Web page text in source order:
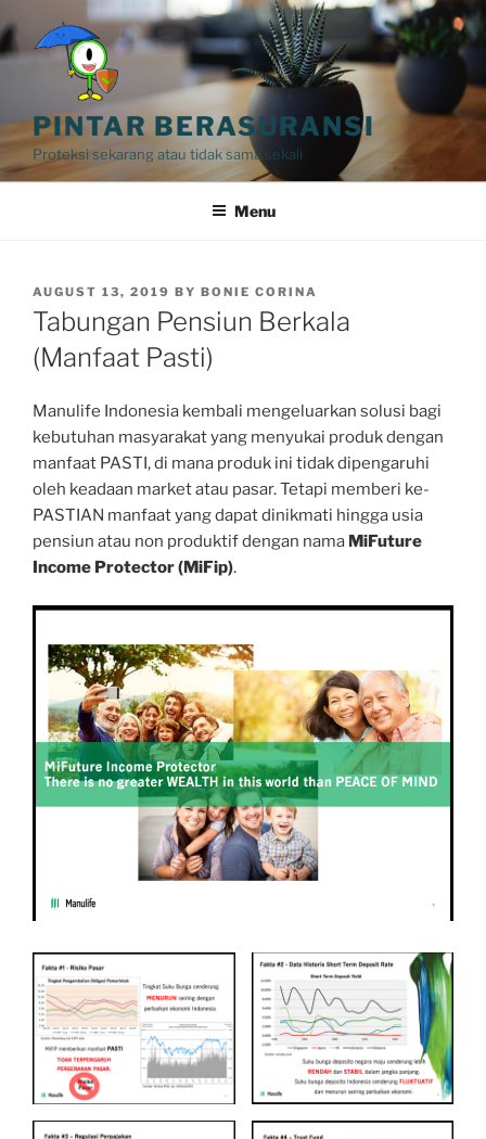
to
content
PINTAR BERASURANSI
Proteksi sekarang atau tidak sama sekali
Menu
POSTED
ON
AUGUST 13, 2019 BY BONIE CORINA
Tabungan Pensiun Berkala
(Manfaat Pasti)
Manulife Indonesia kembali mengeluarkan solusi bagi
kebutuhan masyarakat yang menyukai produk dengan
manfaat PASTI, di mana produk ini tidak dipengaruhi
oleh keadaan market atau pasar. Tetapi memberi ke-
PASTIAN manfaat yang dapat dinikmati hingga usia
pensiun atau non produktif dengan nama MiFuture
Income Protector (MiFip).